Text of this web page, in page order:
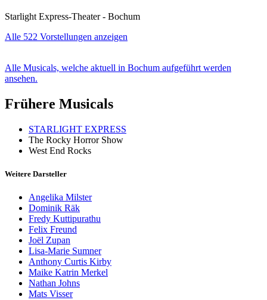
Starlight Express-Theater - Bochum
Alle 522 Vorstellungen anzeigen
Alle Musicals, welche aktuell in Bochum aufgeführt werden
ansehen.
Frühere Musicals
STARLIGHT EXPRESS
The Rocky Horror Show
West End Rocks
Weitere Darsteller
Angelika Milster
Dominik Räk
Fredy Kuttipurathu
Felix Freund
Joël Zupan
Lisa-Marie Sumner
Anthony Curtis Kirby
Maike Katrin Merkel
Nathan Johns
Mats Visser